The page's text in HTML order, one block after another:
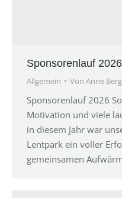
Sponsorenlauf 2026
Allgemein Von Anne
Sponsorenlauf 2026
Motivation und viele
in diesem Jahr war
Lentpark ein voller
gemeinsamen